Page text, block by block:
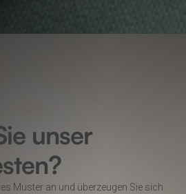
unser
Muster an und überzeugen Sie sich